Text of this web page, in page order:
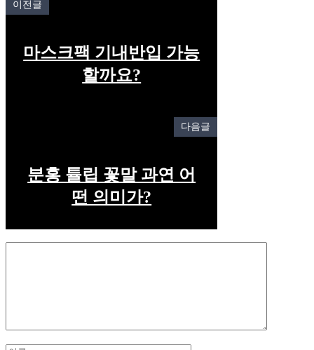
이전글
마스크팩 기내반입 가능
할까요?
다음글
분홍 튤립 꽃말 과연 어
떤 의미가?